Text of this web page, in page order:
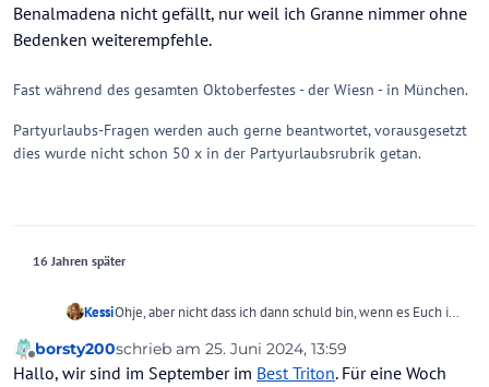
Benalmadena nicht gefällt, nur weil ich Granne nimmer ohne
Bedenken weiterempfehle.
Fast während des gesamten Oktoberfestes - der Wiesn - in München.
Partyurlaubs-Fragen werden auch gerne beantwortet, vorausgesetzt
dies wurde nicht schon 50 x in der Partyurlaubsrubrik getan.
16 Jahren später
KessiOhje, aber nicht dass ich dann schuld bin, wenn es Euch in
ohne Bedenken weiterempfehle.
Offline
borsty200schrieb am 25. Juni 2024, 13:59
zuletzt editiert von
Hallo, wir sind im September im Best Triton. Für eine Woch